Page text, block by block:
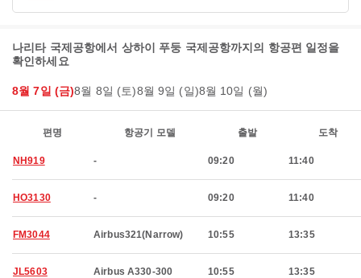
나리타 국제공항에서 상하이 푸둥 국제공항까지의 항공편 일정을
확인하세요
8월 7일 (금)8월 8일 (토)8월 9일 (일)8월 10일 (월)
편명 항공기 모델 출발 도착
NH919 - 09:20 11:40
HO3130 - 09:20 11:40
FM3044 Airbus321(Narrow) 10:55 13:35
JL5603 Airbus A330-300 10:55 13:35